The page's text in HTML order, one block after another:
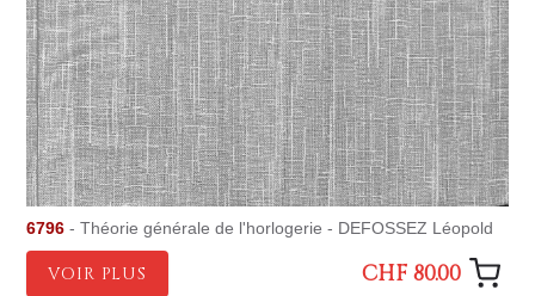
6796 - Théorie générale de l'horlogerie - DEFOSSEZ Léopold
VOIR PLUS CHF 80.00